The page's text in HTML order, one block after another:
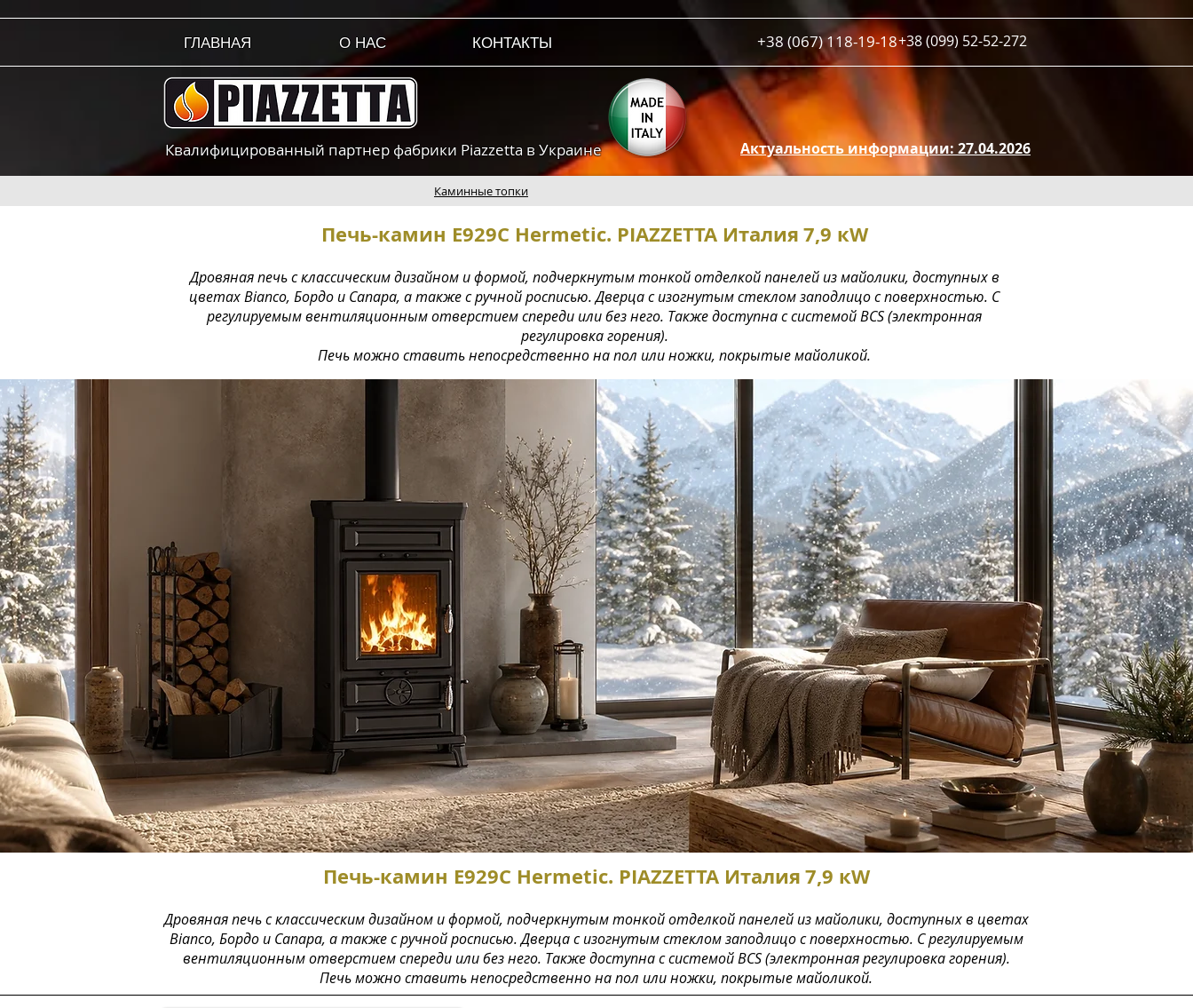
ГЛАВНАЯ О НАС КОНТАКТЫ +38 (099) 52-52-272
+38 (067) 118-19-18
Квалифицированный партнер фабрики Piazzetta в Украине Актуальность информации: 27.04.2026
Каминные топки
Печь-камин E929C Hermetic. PIAZZETTA Италия7,9 кW
Дровяная печь с классическим дизайном и формой, подчеркнутым тонкой отделкой панелей из майолики, доступных в
цветах Bianco, Бордо и Canapa, а также с ручной росписью. Дверца с изогнутым стеклом заподлицо с поверхностью. С
регулируемым вентиляционным отверстием спереди или без него. Также доступна с системой BCS (электронная
регулировка горения).
Печь можно ставить непосредственно на пол или ножки, покрытые майоликой.
Печь-камин E929C Hermetic. PIAZZETTA Италия7,9 кW
Дровяная печь с классическим дизайном и формой, подчеркнутым тонкой отделкой панелей из майолики, доступных в цветах
Bianco, Бордо и Canapa, а также с ручной росписью. Дверца с изогнутым стеклом заподлицо с поверхностью. С регулируемым
вентиляционным отверстием спереди или без него. Также доступна с системой BCS (электронная регулировка горения).
Печь можно ставить непосредственно на пол или ножки, покрытые майоликой.